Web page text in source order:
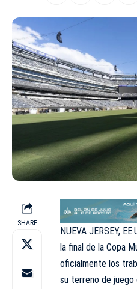
SHARE
NUEVA JERSEY,
la final de la Copa
oficialmente los
su terreno de